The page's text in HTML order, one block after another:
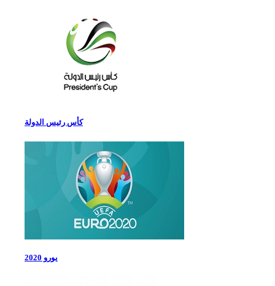
كأس رئيس الدولة
يورو 2020